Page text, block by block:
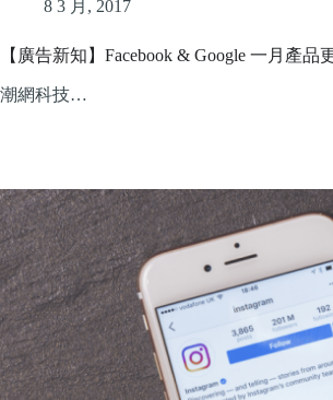
8 3 月, 2017
【廣告新知】Facebook & Google 一月產品
潮網科技…